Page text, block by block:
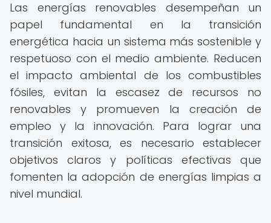
Las energías renovables desempeñan un
papel fundamental en la transición
energética hacia un sistema más sostenible y
respetuoso con el medio ambiente. Reducen
el impacto ambiental de los combustibles
fósiles, evitan la escasez de recursos no
renovables y promueven la creación de
empleo y la innovación. Para lograr una
transición exitosa, es necesario establecer
objetivos claros y políticas efectivas que
fomenten la adopción de energías limpias a
nivel mundial.